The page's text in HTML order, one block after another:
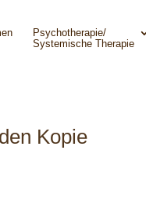
Psychotherapie/
Systemische Therapie
Kopie